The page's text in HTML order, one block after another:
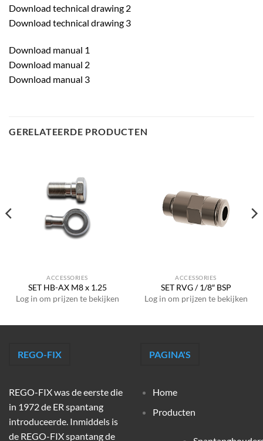
Download technical drawing 2
Download technical drawing 3
Download manual 1
Download manual 2
Download manual 3
GERELATEERDE PRODUCTEN
ACCESSORIES
SET HB-AX M8 x 1.25
Log in om prijzen te bekijken
ACCESSORIES
SET RVG / 1/8″ BSP
Log in om prijzen te bekijken
REGO-FIX
REGO-FIX was de eerste die
in 1972 de ER spantang
introduceerde. Inmiddels is
de REGO-FIX spantang de
PAGINA'S
Home
Producten